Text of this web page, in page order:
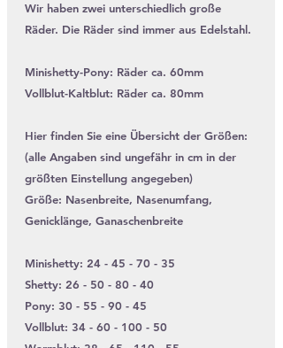
Wir haben zwei unterschiedlich große
Räder. Die Räder sind immer aus Edelstahl.
Minishetty-Pony: Räder ca. 60mm
Vollblut-Kaltblut: Räder ca. 80mm
Hier finden Sie eine Übersicht der Größen:
(alle Angaben sind ungefähr in cm in der
größten Einstellung angegeben)
Größe: Nasenbreite, Nasenumfang,
Genicklänge, Ganaschenbreite
Minishetty: 24 - 45 - 70 - 35
Shetty: 26 - 50 - 80 - 40
Pony: 30 - 55 - 90 - 45
Vollblut: 34 - 60 - 100 - 50